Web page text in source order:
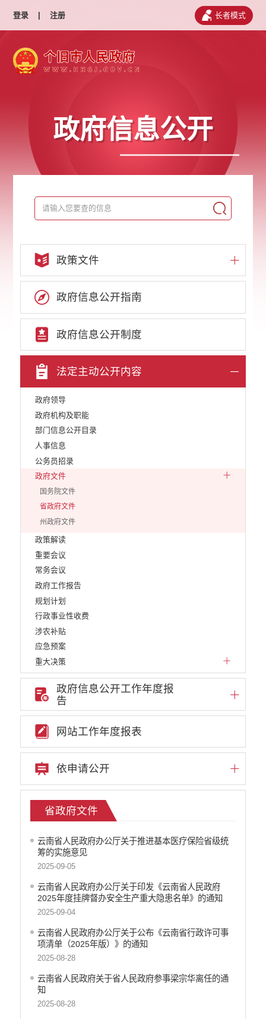
登录 | 注册 长者模式
政府信息公开
政策文件
政府信息公开指南
政府信息公开制度
法定主动公开内容
政府领导
政府机构及职能
部门信息公开目录
人事信息
公务员招录
政府文件
国务院文件
省政府文件
州政府文件
政策解读
重要会议
常务会议
政府工作报告
规划计划
行政事业性收费
涉农补贴
应急预案
重大决策
重点领域信息公开
权责清单
行政许可
行政处罚和行政强制
减税降费
稳岗就业
乡村振兴
生态环境
义务教育
医疗卫生
重大建设项目
食品药品监管
公共文化服务
司法信息
政府信息公开工作年度报
告
网站工作年度报表
依申请公开
省政府文件
云南省人民政府办公厅关于推进基本医疗保险省级统
筹的实施意见
2025-09-05
云南省人民政府办公厅关于印发《云南省人民政府
2025年度挂牌督办安全生产重大隐患名单》的通知
2025-09-04
云南省人民政府办公厅关于公布《云南省行政许可事
项清单（2025年版）》的通知
2025-08-28
云南省人民政府关于省人民政府参事梁宗华离任的通
知
2025-08-28